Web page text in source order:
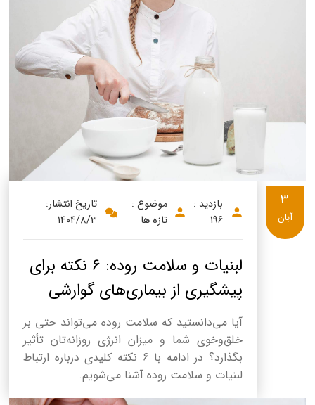
دانستنی های سلامت
گالری تصاویر
Russian
Arabic
بازدید :
196
موضوع :
تازه ها
تاریخ انتشار:
1404/8/3
لبنیات و سلامت روده: 6 نکته برای
پیشگیری از بیماری‌های گوارشی
آیا می‌دانستید که سلامت روده می‌تواند حتی بر
خلق‌وخوی شما و میزان انرژی روزانه‌تان تأثیر
بگذارد؟ در ادامه با 6 نکته کلیدی درباره ارتباط
لبنیات و سلامت روده آشنا می‌شویم.
3
آبان